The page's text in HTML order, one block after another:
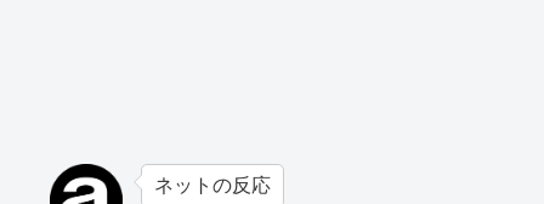
ネットの反応